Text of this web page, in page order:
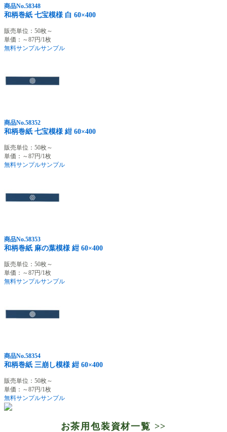
商品No.58348
和柄巻紙 七宝模様 白 60×400
販売単位：50枚～
単価：～87円/1枚
無料サンプルサンプル
商品No.58352
和柄巻紙 七宝模様 紺 60×400
販売単位：50枚～
単価：～87円/1枚
無料サンプルサンプル
商品No.58353
和柄巻紙 麻の葉模様 紺 60×400
販売単位：50枚～
単価：～87円/1枚
無料サンプルサンプル
商品No.58354
和柄巻紙 三崩し模様 紺 60×400
販売単位：50枚～
単価：～87円/1枚
無料サンプルサンプル
お茶用包装資材一覧 >>